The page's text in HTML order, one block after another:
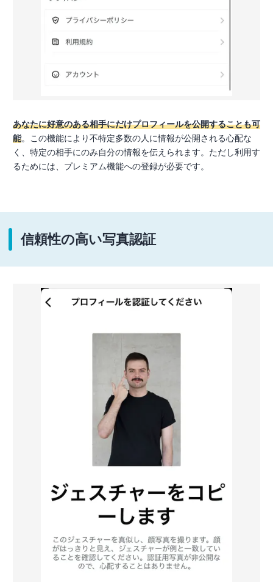
あなたに好意のある相手にだけプロフィールを公開することも可
能。この機能により不特定多数の人に情報が公開される心配な
く、特定の相手にのみ自分の情報を伝えられます。ただし利用す
るためには、プレミアム機能への登録が必要です。
信頼性の高い写真認証